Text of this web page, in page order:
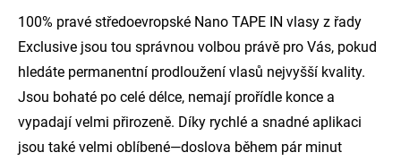
100% pravé středoevropské Nano TAPE IN vlasy z řady
Exclusive jsou tou správnou volbou právě pro Vás, pokud
hledáte permanentní prodloužení vlasů nejvyšší kvality.
Jsou bohaté po celé délce, nemají prořídle konce a
vypadají velmi přirozeně. Díky rychlé a snadné aplikaci
jsou také velmi oblíbené—doslova během pár minut